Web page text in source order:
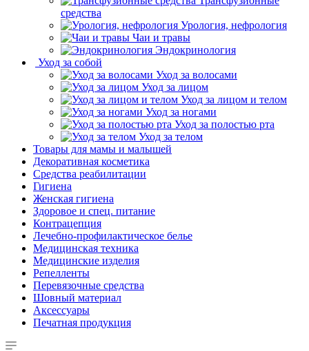
средства
Урология, нефрология
Чаи и травы
Эндокринология
Уход за собой
Уход за волосами
Уход за лицом
Уход за лицом и телом
Уход за ногами
Уход за полостью рта
Уход за телом
Товары для мамы и малышей
Декоративная косметика
Средства реабилитации
Гигиена
Женская гигиена
Здоровое и спец. питание
Контрацепция
Лечебно-профилактическое белье
Медицинская техника
Медицинские изделия
Репелленты
Перевязочные средства
Шовный материал
Аксессуары
Печатная продукция